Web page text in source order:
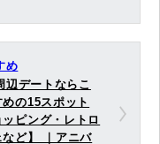
め
辺デートならこ
の15スポット
ッピング・レトロ
ど】 ｜アニバ